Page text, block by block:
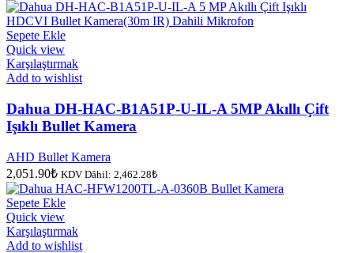
Sepete Ekle
Quick view
Karşılaştırmak
Add to wishlist
Dahua DH-HAC-B1A51P-U-IL-A 5MP Akıllı Çift
Işıklı Bullet Kamera
AHD Bullet Kamera
2,051.90₺ KDV Dâhil: 2,462.28₺
Sepete Ekle
Quick view
Karşılaştırmak
Add to wishlist